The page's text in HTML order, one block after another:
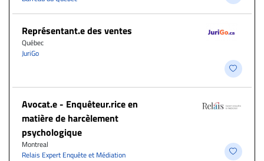
Représentant.e des ventes
Québec
JuriGo
Avocat.e - Enquêteur.rice en
matière de harcèlement
psychologique
Montreal
Relais Expert Enquête et Médiation